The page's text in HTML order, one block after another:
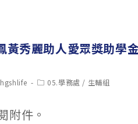
黃秀麗助人愛眾獎助學金
Post05.學務處 / 生輔組
附件。